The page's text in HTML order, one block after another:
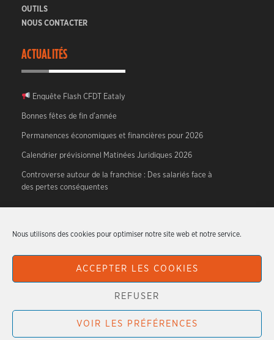
Nous utilisons des cookies pour optimiser notre site web et notre service.
ACCEPTER LES COOKIES
REFUSER
VOIR LES PRÉFÉRENCES
OUTILS
NOUS CONTACTER
ACTUALITÉS
Enquête Flash CFDT Eataly
Bonnes fêtes de fin d’année
Permanences économiques et financières pour 2026
Calendrier prévisionnel Matinées Juridiques 2026
Controverse autour de la franchise : Des salariés face à
des pertes conséquentes
CFDT HTR – Hotellerie, Tourisme, Restauration.
Articles originaux écrits par les militants du syndicat.